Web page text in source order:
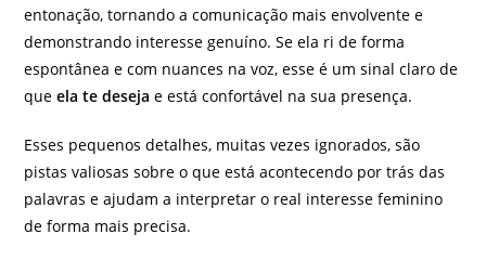
entonação, tornando a comunicação mais envolvente e
demonstrando interesse genuíno. Se ela ri de forma
espontânea e com nuances na voz, esse é um sinal claro de
queela te deseja e está confortável na sua presença.
Esses pequenos detalhes, muitas vezes ignorados, são
pistas valiosas sobre o que está acontecendo por trás das
palavras e ajudam a interpretar o real interesse feminino
de forma mais precisa.